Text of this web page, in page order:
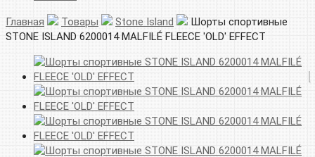
Главная Товары Stone Island
Шорты спортивные
STONE ISLAND 6200014 MALFILÉ FLEECE 'OLD' EFFECT